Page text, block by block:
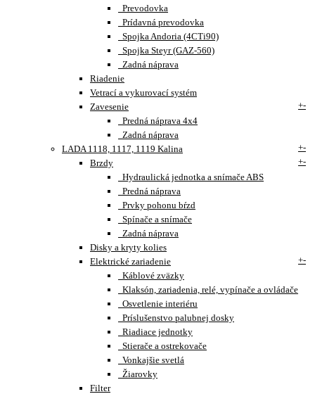
Prevodovka
Prídavná prevodovka
Spojka Andoria (4CTi90)
Spojka Steyr (GAZ-560)
Zadná náprava
Riadenie
Vetrací a vykurovací systém
Zavesenie
+-
Predná náprava 4x4
Zadná náprava
LADA 1118, 1117, 1119 Kalina
+-
Brzdy
+-
Hydraulická jednotka a snímače ABS
Predná náprava
Prvky pohonu bŕzd
Spínače a snímače
Zadná náprava
Disky a kryty kolies
Elektrické zariadenie
+-
Káblové zväzky
Klaksón, zariadenia, relé, vypínače a ovládače
Osvetlenie interiéru
Príslušenstvo palubnej dosky
Riadiace jednotky
Stierače a ostrekovače
Vonkajšie svetlá
Žiarovky
Filter